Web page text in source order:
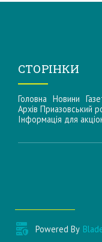
СТОРІНКИ
Головна Новини
Архів Приазовський
Інформацiя для
Powered By